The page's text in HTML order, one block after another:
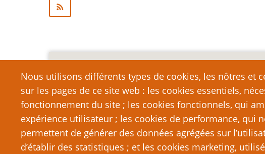
Nous utilisons différents types de cookies, les nôtres et
sur les pages de ce site web : les cookies essentiels,
fonctionnement du site ; les cookies fonctionnels, qui
expérience utilisateur ; les cookies de performance, qui
permettent de générer des données agrégées sur
d’établir des statistiques ; et les cookies marketing,
Mention légale importante
Nous vous encourageons à faire un lien vers cette page
qui dépasse la longueur raisonnable d’une citation
strictement interdite. Si vous reproduisez une grande
de PTGPTB.fr, et que vous diffusez ladite copie
que vous commettez délibérément une violation des lois
poursuites judiciaires.